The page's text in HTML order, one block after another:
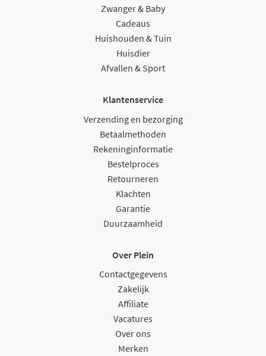
Zwanger & Baby
Cadeaus
Huishouden & Tuin
Huisdier
Afvallen & Sport
Klantenservice
Verzending en bezorging
Betaalmethoden
Rekeninginformatie
Bestelproces
Retourneren
Klachten
Garantie
Duurzaamheid
Over Plein
Contactgegevens
Zakelijk
Affiliate
Vacatures
Over ons
Merken